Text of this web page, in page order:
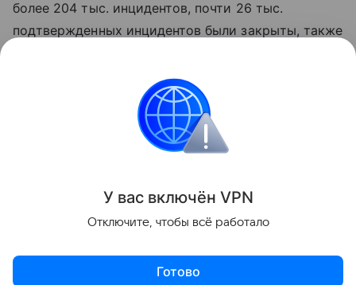
более 204 тыс. инцидентов, почти 26 тыс.
подтвержденных инцидентов были закрыты, также
Данная информация носит исключительно
информационный (ознакомительный) характер
и не является индивидуальной инвестиционной
У вас включён VPN
Отключите, чтобы всё работало
Готово